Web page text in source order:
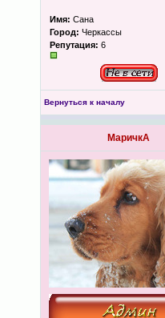
Имя: Сана
Город: Черкассы
Репутация: 6
Вернуться к началу
МаричкА